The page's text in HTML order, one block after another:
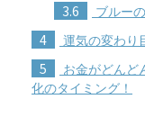
3.6 ブルー
4 運気の変わり
5
お金がどんど
化のタイミング！